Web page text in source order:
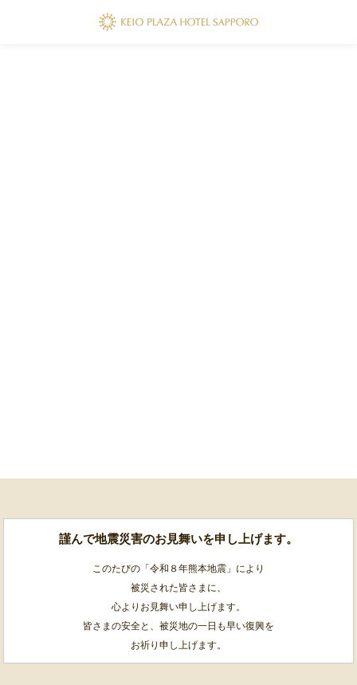
謹んで地震災害のお見舞いを申し上げます。
このたびの「令和８年熊本地震」により
被災された皆さまに、
心よりお見舞い申し上げます。
皆さまの安全と、被災地の一日も早い復興を
お祈り申し上げます。